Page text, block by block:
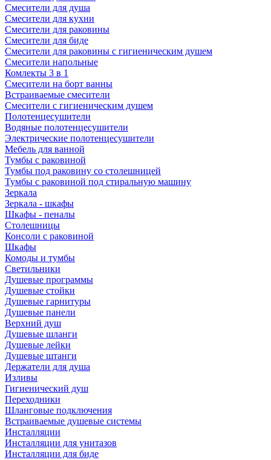
Смесители для душа
Смесители для кухни
Смесители для раковины
Смесители для биде
Смесители для раковины с гигиеническим душем
Смесители напольные
Комлекты 3 в 1
Смесители на борт ванны
Встраиваемые смесители
Смесители с гигиеническим душем
Полотенцесушители
Водяные полотенцесушители
Электрические полотенцесушители
Мебель для ванной
Тумбы с раковиной
Тумбы под раковину со столешницей
Тумбы с раковиной под стиральную машину
Зеркала
Зеркала - шкафы
Шкафы - пеналы
Столешницы
Консоли с раковиной
Шкафы
Комоды и тумбы
Светильники
Душевые программы
Душевые стойки
Душевые гарнитуры
Душевые панели
Верхний душ
Душевые шланги
Душевые лейки
Душевые штанги
Держатели для душа
Изливы
Гигиенический душ
Переходники
Шланговые подключения
Встраиваемые душевые системы
Инсталляции
Инсталляции для унитазов
Инсталляции для биде